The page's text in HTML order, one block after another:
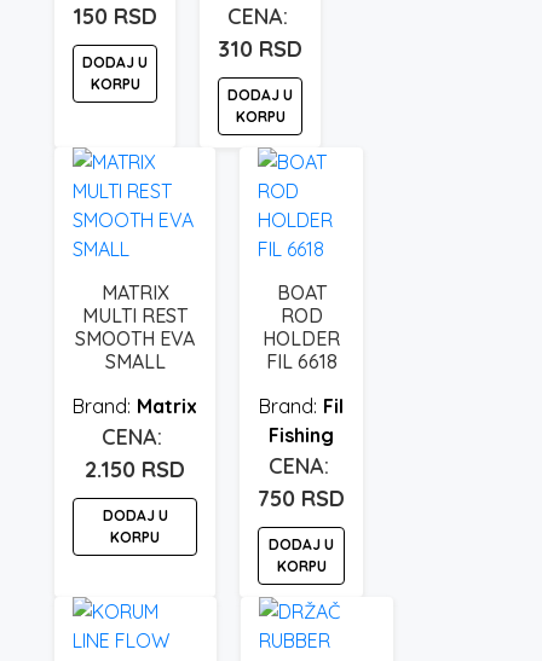
150 RSD
DODAJ U
KORPU
310 RSD
DODAJ U
KORPU
MATRIX
MULTI REST
SMOOTH EVA
SMALL
Matrix
2.150 RSD
DODAJ U
KORPU
BOAT
ROD
HOLDER
FIL 6618
Fil
Fishing
750 RSD
DODAJ U
KORPU